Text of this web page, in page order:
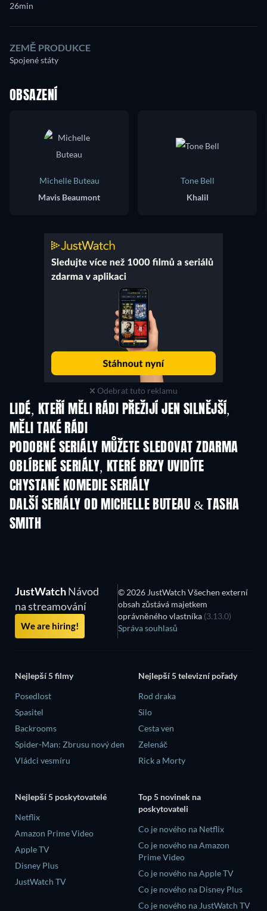
26min
ZEMĚ PRODUKCE
Spojené státy
OBSAZENÍ
Michelle Buteau
Mavis Beaumont
Tone Bell
Khalil
Odebrat tuto reklamu
LIDÉ, KTEŘÍ MĚLI RÁDI PŘEŽIJÍ JEN SILNĚJŠÍ,
MĚLI TAKÉ RÁDI
PODOBNÉ SERIÁLY MŮŽETE SLEDOVAT ZDARMA
TV
OBLÍBENÉ SERIÁLY, KTERÉ BRZY UVIDÍTE
TV TV
CHYSTANÉ KOMEDIE SERIÁLY
Řada 6
DALŠÍ SERIÁLY OD MICHELLE BUTEAU & TASHA
SMITH
JustWatchNávod
na streamování
We are hiring!
© 2026 JustWatch Všechen externí
obsah zůstává majetkem
oprávněného vlastníka (3.13.0)
Správa souhlasů
Nejlepší 5 filmy
Posedlost
Spasitel
Backrooms
Spider-Man: Zbrusu nový den
Vládci vesmíru
Nejlepší 5 televizní pořady
Rod draka
Silo
Cesta ven
Zelenáč
Rick a Morty
Nejlepší 5 poskytovatelé
Netflix
Amazon Prime Video
Apple TV
Disney Plus
JustWatch TV
Top 5 novinek na
poskytovateli
Co je nového na Netflix
Co je nového na Amazon
Prime Video
Co je nového na Apple TV
Co je nového na Disney Plus
Co je nového na JustWatch TV